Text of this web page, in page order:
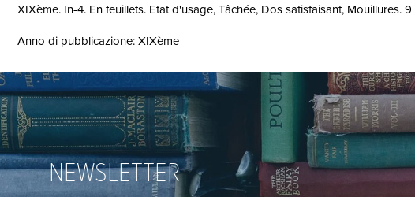
XIXème. In-4. En feuillets. Etat d'usage, Tâchée, Dos satisfaisant,
Anno di pubblicazione: XIXème
NEWSLETTER